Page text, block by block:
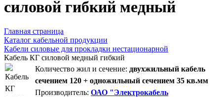
силовой гибкий медный
Главная страница
Каталог кабельной продукции
Кабели силовые для прокладки нестационарной
Кабель КГ силовой медный гибкий
Количество жил и сечение: двухжильный кабель
сечением 120 + одножильный сечением 35 кв.мм
Производитель: ОАО "Электрокабель